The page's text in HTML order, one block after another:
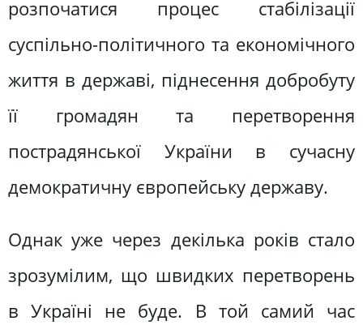
розпочатися процес стабілізації
суспільно-політичного та економічного
життя в державі, піднесення добробуту
її громадян та перетворення
пострадянської України в сучасну
демократичну європейську державу.
Однак уже через декілька років стало
зрозумілим, що швидких перетворень
в Україні не буде. В той самий час